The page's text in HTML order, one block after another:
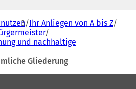
n
e
t
i
n
e
i
e
t
n
Ihr Anliegen von A bis Z
und nachhaltige
Gliederung